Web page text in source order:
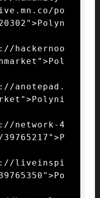
po
hackernoo
anotepad.
network-4
liveinspi